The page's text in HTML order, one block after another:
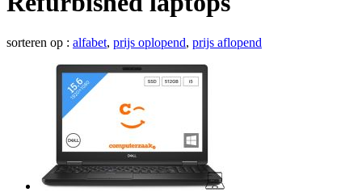
sorteren op : alfabet, prijs oplopend, prijs aflopend